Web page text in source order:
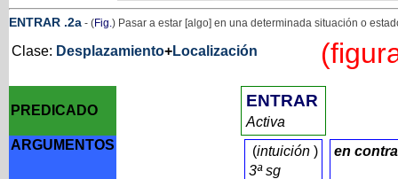
ENTRAR .2a- (Fig.) Pasar a estar [algo] en una determinada situación o
Clase: Desplazamiento+Localización
PREDICADO
ENTRAR
Activa
ARGUMENTOS
(intuición)
3ª sg
en